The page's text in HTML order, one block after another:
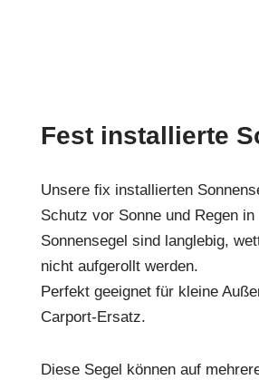
Fest installierte
Unsere fix installierten
Schutz vor Sonne und Regen
Sonnensegel sind langlebig,
nicht aufgerollt werden.
Perfekt geeignet für kleine
Carport-Ersatz.
Diese Segel können auf